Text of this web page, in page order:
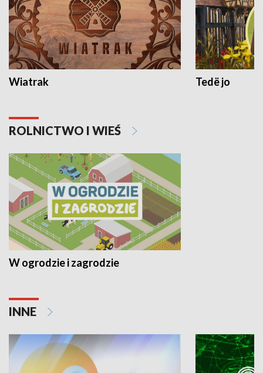
Wiatrak Tedë jo
ROLNICTWO I WIEŚ
W ogrodzie i zagrodzie
INNE